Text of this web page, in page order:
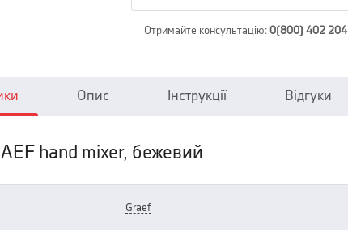
Отримайте консультацію: 0(800) 402 204
Опис Інструкції Відгуки
hand mixer, бежевий
graef